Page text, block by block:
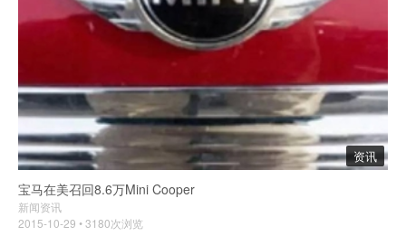
资讯
宝马在美召回8.6万Mini Cooper
新闻资讯
2015-10-29 • 3180次浏览